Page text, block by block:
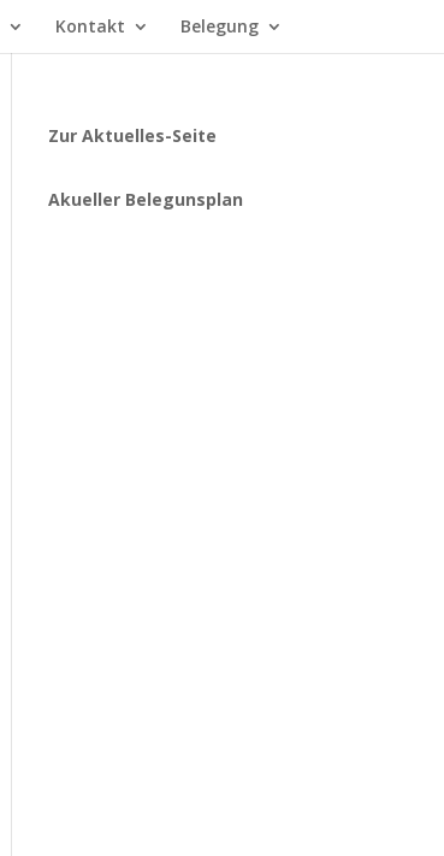
Kontakt Belegung
Zur Aktuelles-Seite
Akueller Belegunsplan